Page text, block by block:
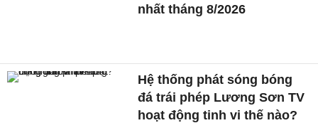
nhất tháng 8/2026
Hệ thống phát sóng bóng
đá trái phép Lương Sơn TV
hoạt động tinh vi thế nào?